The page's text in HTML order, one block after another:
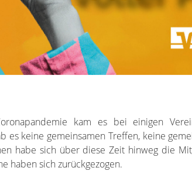
kam es bei einigen
es keine gemeinsamen Treffen, keine
habe sich über diese Zeit hinweg die
haben sich zurückgezogen.